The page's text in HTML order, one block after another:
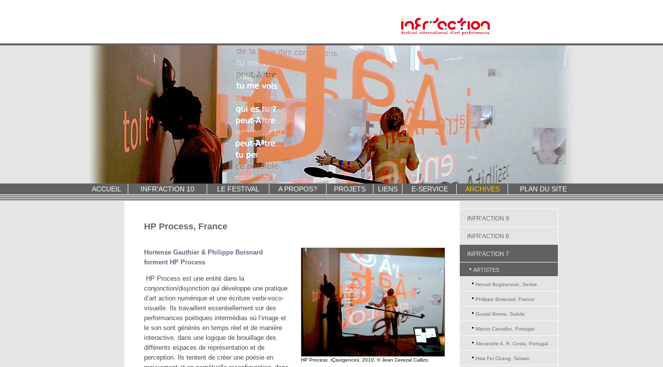
ACCUEIL INFR'ACTION 10 LE FESTIVAL A PROPOS? PROJETS LIENS E-SERVICE ARCHIVES PLAN DU SITE
HP Process, France
Hortense Gauthier & Philippe Boisnard
forment HP Process
HP Process est une entité dans la
conjonction/disjonction qui développe une pratique
d’art action numérique et une écriture verbi-voco-
visuelle. Ils travaillent essentiellement sur des
performances poétiques intermédias où l’image et
le son sont générés en temps réel et de manière
interactive, dans une logique de brouillage des
différents espaces de représentation et de
perception. Ils tentent de créer une poésie en
HP Process. rÇsurgences. 2010. © Jean Cerezal Callizo.
INFR'ACTION 9
INFR'ACTION 8
INFR'ACTION 7
ARTISTES
Nenad Bogdanovic, Serbie
Philippe Boisnard, France
Gustaf Broms, Suède
Marcio Carvalho, Portugal
Alexandre A. R. Costa, Portugal
Hsia Fei Chang, Taïwan